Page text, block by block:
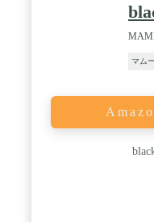
マム